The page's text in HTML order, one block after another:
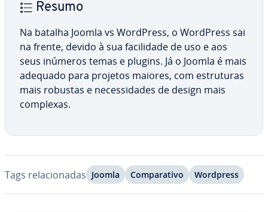
Resumo
Na batalha Joomla vs WordPress, o WordPress sai
na frente, devido à sua fa­ci­li­dade de uso e aos
seus inúmeros temas e plugins. Já o Joomla é mais
adequado para projetos maiores, com es­tru­tu­ras
mais robustas e ne­ces­si­da­des de design mais
complexas.
Tags re­la­ci­o­na­das Joomla Com­pa­ra­tivo Wordpress